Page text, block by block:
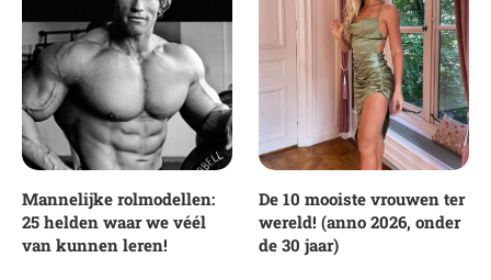
Mannelijke rolmodellen:
25 helden waar we véél
van kunnen leren!
De 10 mooiste vrouwen ter
wereld! (anno 2026, onder
de 30 jaar)